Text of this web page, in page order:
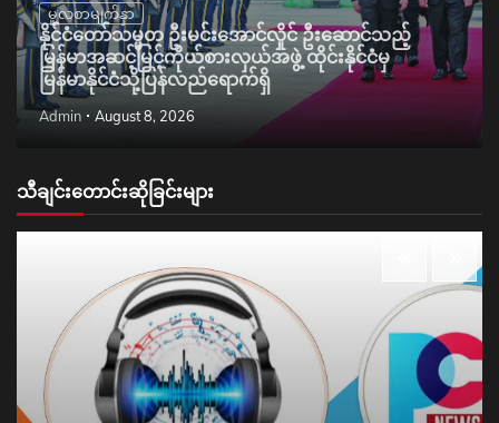
မူလစာမျက်နှာ
နိုင်ငံတော်သမ္မတ ဦးမင်းအောင်လှိုင် ဦးဆောင်သည့်
မြန်မာအဆင့်မြင့်ကိုယ်စားလှယ်အဖွဲ့ ထိုင်းနိုင်ငံမှ
မြန်မာနိုင်ငံသို့ပြန်လည်ရောက်ရှိ
Admin August 8, 2026
သီချင်းတောင်းဆိုခြင်းများ